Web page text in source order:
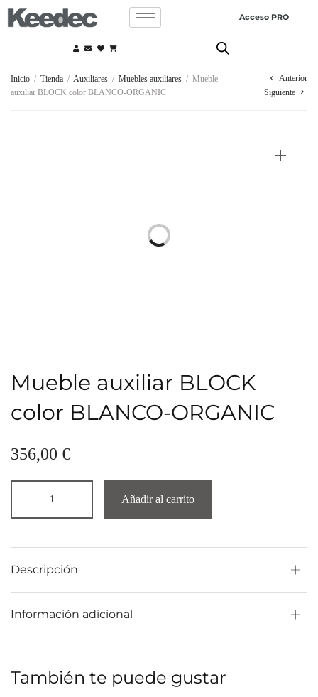
Acceso PRO
Inicio / Tienda / Auxiliares / Muebles auxiliares / Mueble
auxiliar BLOCK color BLANCO-ORGANIC
Anterior
Siguiente
Mueble auxiliar BLOCK
color BLANCO-ORGANIC
356,00€
Añadir al carrito
Descripción
Información adicional
También te puede gustar